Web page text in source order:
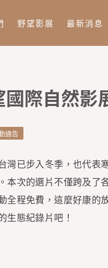
野望影展 最新消息
際自然影
通告
灣已步入冬季，也代
本次的選片不僅跨及
全程免費，這麼好康
生態紀錄片吧！